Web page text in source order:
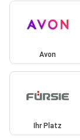
Avon
Ihr Platz